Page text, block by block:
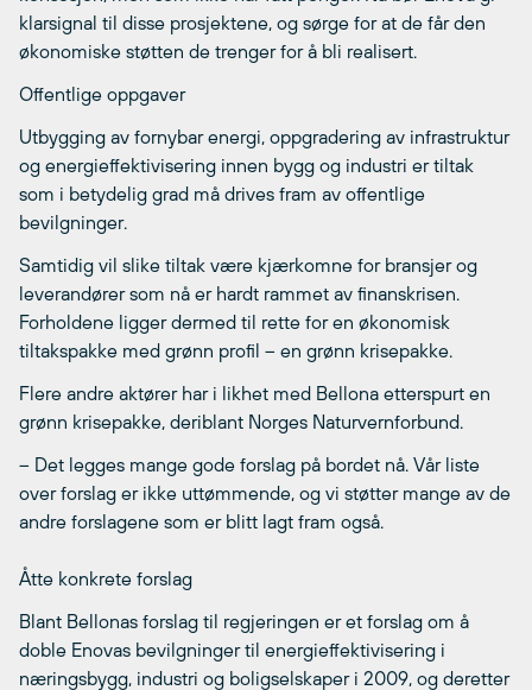
klarsignal til disse prosjektene, og sørge for at de får den
økonomiske støtten de trenger for å bli realisert.
Offentlige oppgaver
Utbygging av fornybar energi, oppgradering av infrastruktur
og energieffektivisering innen bygg og industri er tiltak
som i betydelig grad må drives fram av offentlige
bevilgninger.
Samtidig vil slike tiltak være kjærkomne for bransjer og
leverandører som nå er hardt rammet av finanskrisen.
Forholdene ligger dermed til rette for en økonomisk
tiltakspakke med grønn profil – en grønn krisepakke.
Flere andre aktører har i likhet med Bellona etterspurt en
grønn krisepakke, deriblant Norges Naturvernforbund.
– Det legges mange gode forslag på bordet nå. Vår liste
over forslag er ikke uttømmende, og vi støtter mange av de
andre forslagene som er blitt lagt fram også.
Åtte konkrete forslag
Blant Bellonas forslag til regjeringen er et forslag om å
doble Enovas bevilgninger til energieffektivisering i
næringsbygg, industri og boligselskaper i 2009, og deretter